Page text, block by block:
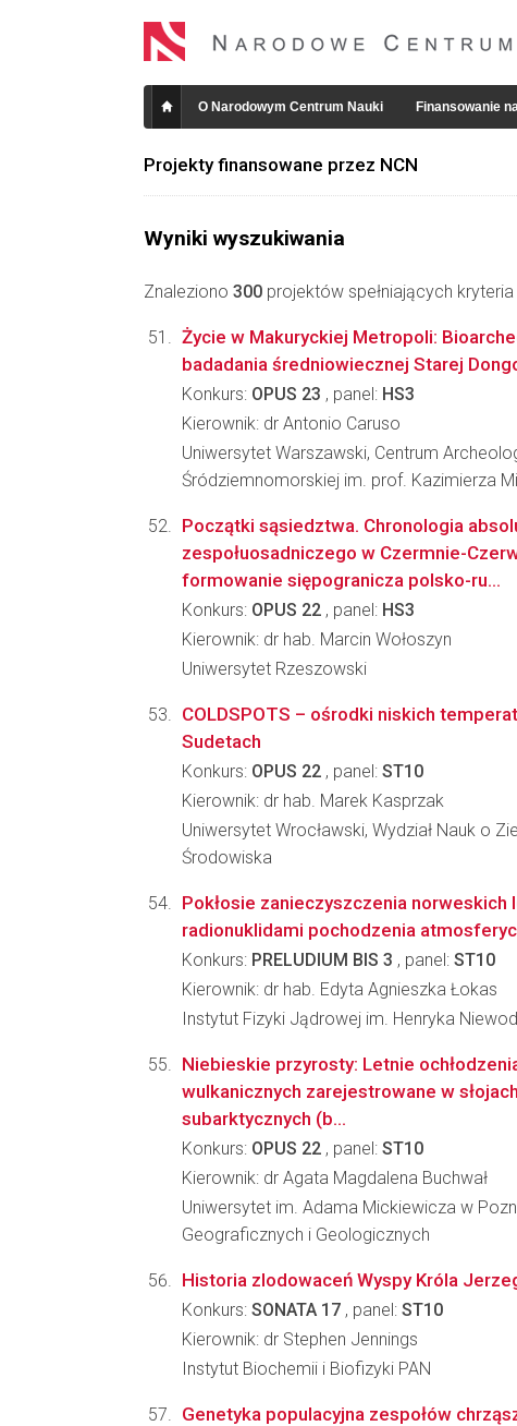
O Narodowym Centrum Nauki Finansowanie
Projekty finansowane przez NCN
Wyniki wyszukiwania
Znaleziono 300 projektów spełniających
Życie w Makuryckiej Metropoli:
badadania średniowiecznej Starej
Konkurs: OPUS 23 , panel: HS3
Kierownik: dr Antonio Caruso
Uniwersytet Warszawski, Centrum
Śródziemnomorskiej im. prof. Kazimierza
Początki sąsiedztwa. Chronologia
zespołuosadniczego w Czermnie-
formowanie siępogranicza polsko-ru...
Konkurs: OPUS 22 , panel: HS3
Kierownik: dr hab. Marcin Wołoszyn
Uniwersytet Rzeszowski
COLDSPOTS – ośrodki niskich
Sudetach
Konkurs: OPUS 22 , panel: ST10
Kierownik: dr hab. Marek Kasprzak
Uniwersytet Wrocławski, Wydział Nauk o
Środowiska
Pokłosie zanieczyszczenia norweskich
radionuklidami pochodzenia
Konkurs: PRELUDIUM BIS 3 , panel: ST10
Kierownik: dr hab. Edyta Agnieszka Łokas
Instytut Fizyki Jądrowej im. Henryka
Niebieskie przyrosty: Letnie
wulkanicznych zarejestrowane w
subarktycznych (b...
Konkurs: OPUS 22 , panel: ST10
Kierownik: dr Agata Magdalena Buchwał
Uniwersytet im. Adama Mickiewicza w
Geograficznych i Geologicznych
Historia zlodowaceń Wyspy Króla
Konkurs: SONATA 17 , panel: ST10
Kierownik: dr Stephen Jennings
Instytut Biochemii i Biofizyki PAN
Genetyka populacyjna zespołów